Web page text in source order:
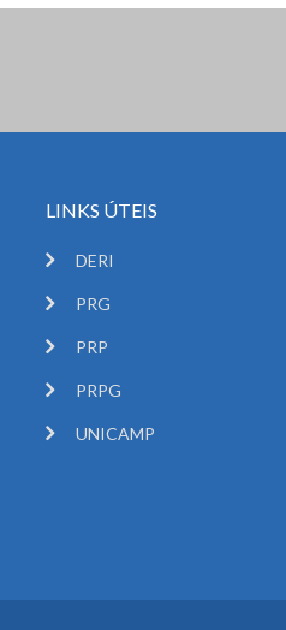
LINKS ÚTEIS
DERI
PRG
PRP
PRPG
UNICAMP